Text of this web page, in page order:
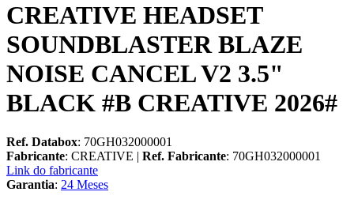
CREATIVE HEADSET
SOUNDBLASTER BLAZE
NOISE CANCEL V2 3.5"
BLACK #B CREATIVE 2026#
Ref. Databox: 70GH032000001
Fabricante: CREATIVE | Ref. Fabricante: 70GH032000001
Link do fabricante
Garantia: 24 Meses